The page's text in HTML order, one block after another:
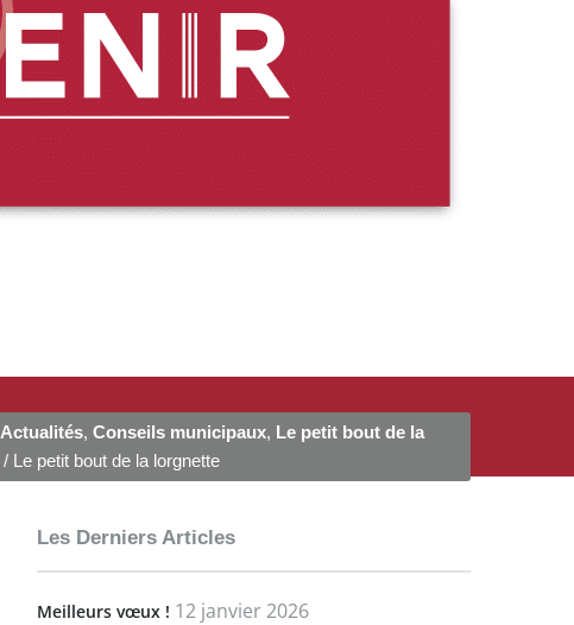
Actualités, Conseils municipaux, Le petit bout de la
/ Le petit bout de la lorgnette
Les Derniers Articles
Meilleurs vœux ! 12 janvier 2026